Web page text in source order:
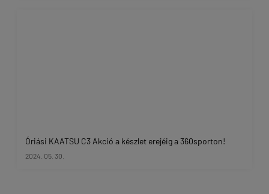
Óriási KAATSU C3 Akció a készlet erejéig a 360sporton!
2024. 05. 30.